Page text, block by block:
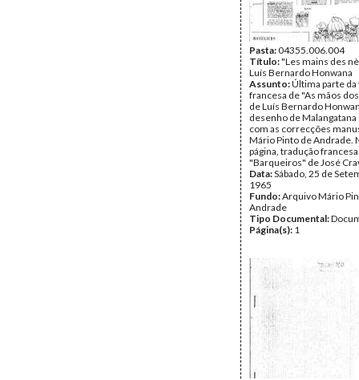
Pasta:04355.006.004
Título:"Les mains des
Luís Bernardo Honwana
Assunto:Última parte da
francesa de "As mãos
de Luís Bernardo
desenho de
com as correcções
Mário Pinto de Andrade.
página, tradução
"Barqueiros" de José
Data:Sábado, 25 de
1965
Fundo:Arquivo Mário
Andrade
Tipo Documental:
Página(s): 1